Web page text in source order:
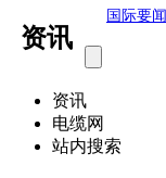
资讯
国际要闻
资讯
电缆网
站内搜索